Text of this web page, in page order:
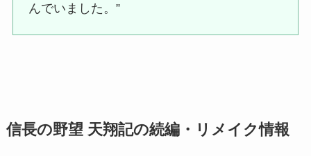
んでいました。”
信長の野望 天翔記の続編・リメイク情報